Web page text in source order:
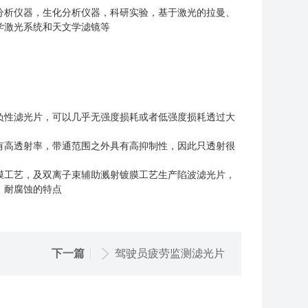
仪器，生化分析仪器，科研实验，基于激光的拉曼、
光系统和天文学滤镜等
滤光片， 可以几乎无强度损耗或者低强度损耗透过大
透射率，带通范围之外具有高抑制性，因此只透射很
艺，及双离子束辅助溅射镀膜工艺生产陷波滤光片，
耐腐蚀的特点
下一篇 驾驶员疲劳监测滤光片